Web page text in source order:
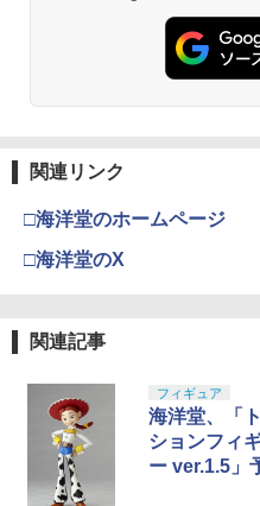
関連リンク
□海洋堂のホームページ
□海洋堂のX
関連記事
フィギュア
海洋堂、「
ションフィ
ー ver.1.5」